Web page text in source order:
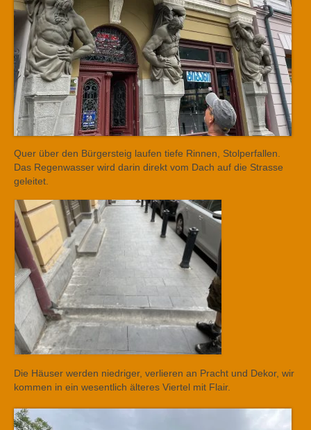
Quer über den Bürgersteig laufen tiefe Rinnen, Stolperfallen.
Das Regenwasser wird darin direkt vom Dach auf die Strasse
geleitet.
Die Häuser werden niedriger, verlieren an Pracht und Dekor, wir
kommen in ein wesentlich älteres Viertel mit Flair.